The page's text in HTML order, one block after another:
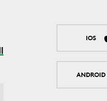
IOS
ANDROID